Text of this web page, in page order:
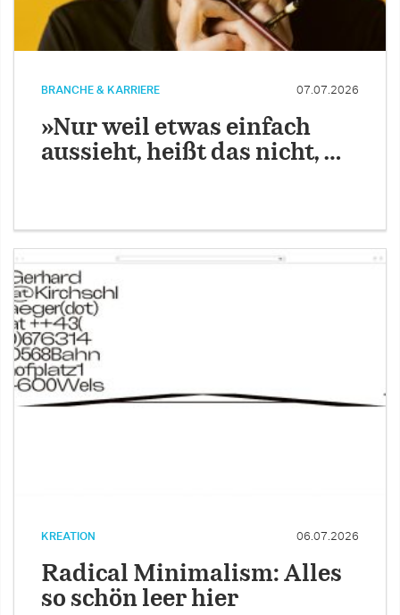
BRANCHE & KARRIERE 07.07.2026
»Nur weil etwas einfach
aussieht, heißt das nicht, …
KREATION 06.07.2026
Radical Minimalism: Alles
so schön leer hier